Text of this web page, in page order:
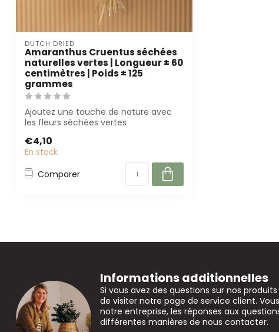
DUTCH DRIED
Amaranthus Cruentus séchées
naturelles vertes | Longueur ± 60
centimètres | Poids ± 125
grammes
Ajoutez une touche de nature avec
les fleurs séchées vertes
€4,10
En stock
Comparer
Informations additionnelles
Si vous avez des questions sur nos
de visiter notre page de service client.
notre entreprise, les réponses aux
différentes manières de nous contacter.